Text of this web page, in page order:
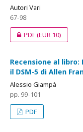
Autori Vari
67-98
PDF(EUR 10)
Recensione al
il DSM-5 di Allen
Alessio Giampà
pp. 99-101
PDF